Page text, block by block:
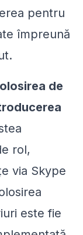
pentru
împreună
de
rol,
via Skype
este fie